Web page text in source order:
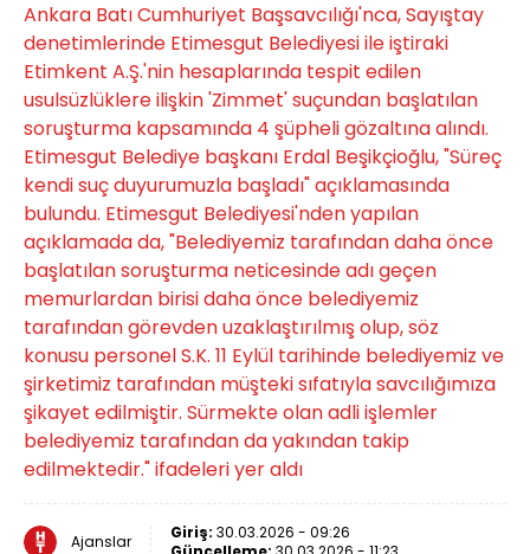
Ankara Batı Cumhuriyet Başsavcılığı'nca, Sayıştay
denetimlerinde Etimesgut Belediyesi ile iştiraki
Etimkent A.Ş.'nin hesaplarında tespit edilen
usulsüzlüklere ilişkin 'Zimmet' suçundan başlatılan
soruşturma kapsamında 4 şüpheli gözaltına alındı.
Etimesgut Belediye başkanı Erdal Beşikçioğlu, "Süreç
kendi suç duyurumuzla başladı" açıklamasında
bulundu. Etimesgut Belediyesi'nden yapılan
açıklamada da, "Belediyemiz tarafından daha önce
başlatılan soruşturma neticesinde adı geçen
memurlardan birisi daha önce belediyemiz
tarafından görevden uzaklaştırılmış olup, söz
konusu personel S.K. 11 Eylül tarihinde belediyemiz ve
şirketimiz tarafından müşteki sıfatıyla savcılığımıza
şikayet edilmiştir. Sürmekte olan adli işlemler
belediyemiz tarafından da yakından takip
edilmektedir." ifadeleri yer aldı
Ajanslar Giriş: 30.03.2026 - 09:26